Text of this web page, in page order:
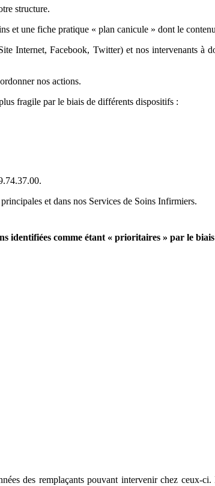
structure.
une fiche pratique « plan canicule » dont le
Internet, Facebook, Twitter) et nos intervenants à
nos actions.
fragile par le biais de différents dispositifs :
et dans nos Services de Soins Infirmiers.
identifiées comme étant « prioritaires » par le biais
des remplaçants pouvant intervenir chez ceux-